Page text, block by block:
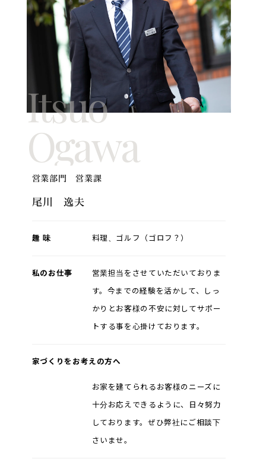
Itsuo
Ogawa
営業部門 営業課
尾川 逸夫
趣 味 料理、ゴルフ（ゴロフ？）
私のお仕事 営業担当をさせていただいておりま
す。今までの経験を活かして、しっ
かりとお客様の不安に対してサポー
トする事を心掛けております。
家づくりをお考えの方へ
お家を建てられるお客様のニーズに
十分お応えできるように、日々努力
しております。ぜひ弊社にご相談下
さいませ。